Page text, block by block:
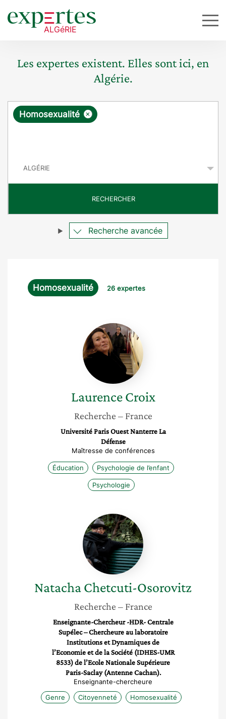
Les expertes existent. Elles sont ici, en
Algérie.
R
ê
e
×
Homosexualité
RECHERCHER
Recherche avancée
Homosexualité 26 expertes
Laurence
Croix
Laurence Croix
Recherche – France
Université Paris Ouest Nanterre La
Défense
Maîtresse de conférences
Éducation Psychologie de l’enfant
Psychologie
Natacha
Chetcuti-
Osorovitz
NatachaChetcuti-Osorovitz
Recherche – France
Enseignante-Chercheur -HDR- Centrale
Supélec – Chercheure au laboratoire
Institutions et Dynamiques de
l’Economie et de la Société (IDHES-UMR
8533) de l’Ecole Nationale Supérieure
Paris-Saclay (Antenne Cachan).
Enseignante-chercheure
Genre
Citoyenneté Homosexualité